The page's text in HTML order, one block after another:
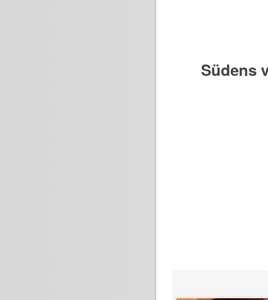
Südens